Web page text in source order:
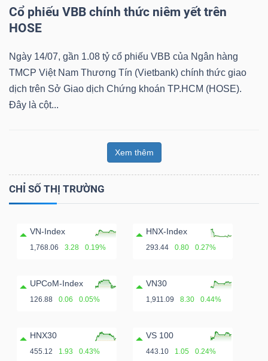
Cổ phiếu VBB chính thức niêm yết trên
HOSE
Ngày 14/07, gần 1.08 tỷ cổ phiếu VBB của Ngân hàng
TMCP Việt Nam Thương Tín (Vietbank) chính thức giao
dịch trên Sở Giao dịch Chứng khoán TP.HCM (HOSE).
Đây là cột...
Xem thêm
CHỈ SỐ THỊ TRƯỜNG
VN-Index
1,768.06 3.28 0.19%
HNX-Index
293.44 0.80 0.27%
UPCoM-Index
126.88 0.06 0.05%
VN30
1,911.09 8.30 0.44%
HNX30
455.12 1.93 0.43%
VS 100
443.10 1.05 0.24%